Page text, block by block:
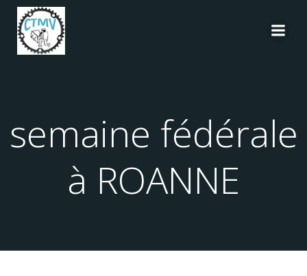
semaine fédérale
à ROANNE